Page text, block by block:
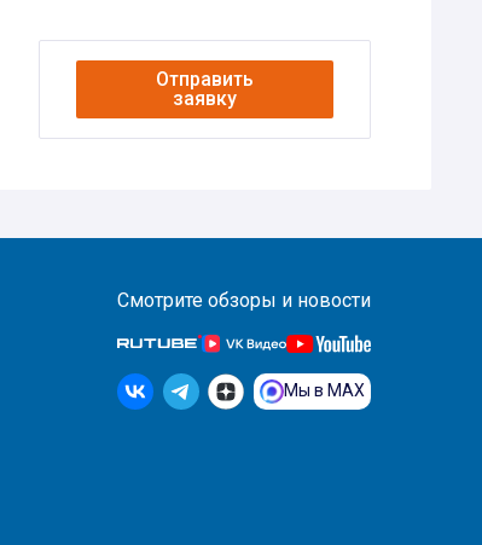
Отправить
заявку
Смотрите обзоры и новости
Мы в MAX